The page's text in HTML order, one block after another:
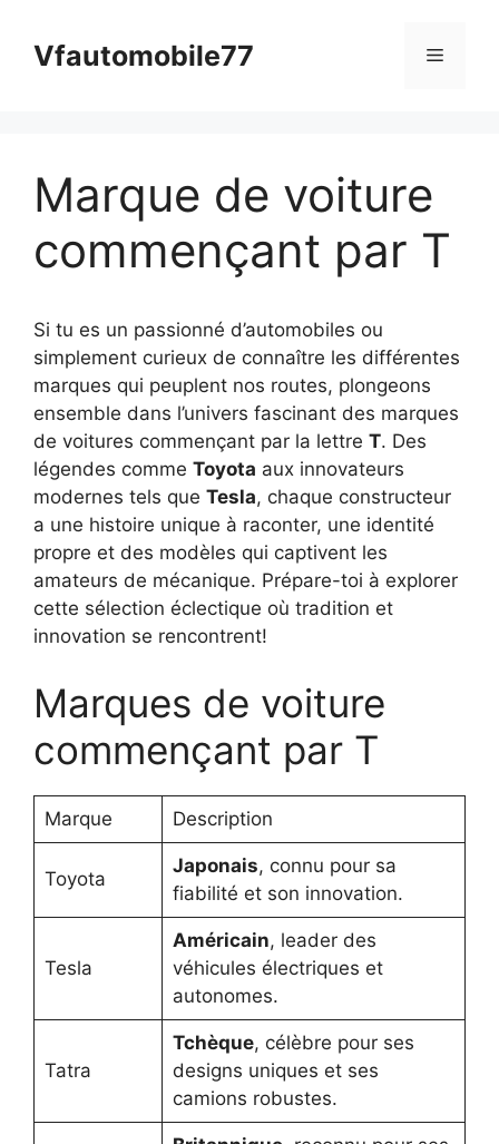
contenuVfautomobile77 Menu
Marque de voiture
commençant par T
Si tu es un passionné d’automobiles ou
simplement curieux de connaître les différentes
marques qui peuplent nos routes, plongeons
ensemble dans l’univers fascinant des marques
de voitures commençant par la lettre T. Des
légendes comme Toyota aux innovateurs
modernes tels que Tesla, chaque constructeur
a une histoire unique à raconter, une identité
propre et des modèles qui captivent les
amateurs de mécanique. Prépare-toi à explorer
cette sélection éclectique où tradition et
innovation se rencontrent!
Marques de voiture
commençant par T
Marque Description
Toyota
Japonais, connu pour sa
fiabilité et son innovation.
Tesla
Américain, leader des
véhicules électriques et
autonomes.
Tatra
Tchèque, célèbre pour ses
designs uniques et ses
camions robustes.